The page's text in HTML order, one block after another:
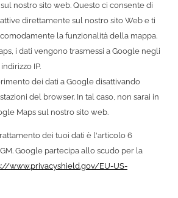
nostro sito web. Questo ci consente di
direttamente sul nostro sito Web e ti
la funzionalità della mappa.
i dati vengono trasmessi a Google negli
IP.
dei dati a Google disattivando
del browser. In tal caso, non sarai in
Maps sul nostro sito web.
dei tuoi dati è l'articolo 6
Google partecipa allo scudo per la
www.privacyshield.gov/EU-US-